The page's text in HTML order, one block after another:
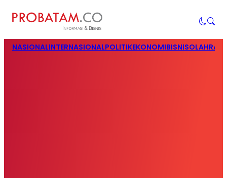
NASIONALINTERNASIONALPOLITIKEKONOMIBISNIS